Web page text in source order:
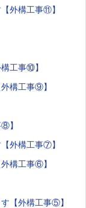
外構工事⑪】
工事⑩】
構工事⑨】
】
外構工事⑦】
構工事⑥】
【外構工事⑤】